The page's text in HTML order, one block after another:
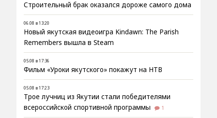
Строительный брак оказался дороже самого дома
06.08 в 13:20
Новый якутская видеоигра Kindawn: The Parish
Remembers вышла в Steam
05.08 в 17:36
Фильм «Уроки якутского» покажут на НТВ
05.08 в 17:23
Трое лучниц из Якутии стали победителями
всероссийской спортивной программы
1